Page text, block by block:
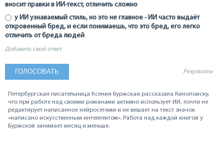
вносит правки в ИИ-текст, отличить сложно
у ИИ узнаваемый стиль, но это не главное - ИИ часто выдаёт
откровенный бред, и если понимаешь, что это бред, его легко
отличить от бреда людей
Добавить свой ответ
Результаты
Петербургская писательница Ксения Буржская рассказала Кинопоиску,
что при работе над своими романами активно использует ИИ, почти не
редактирует написанное нейросетями и не вешает на текст значок
«написано искусственным интеллектом». Работа над каждой книгой у
Буржской занимает месяц и меньше.